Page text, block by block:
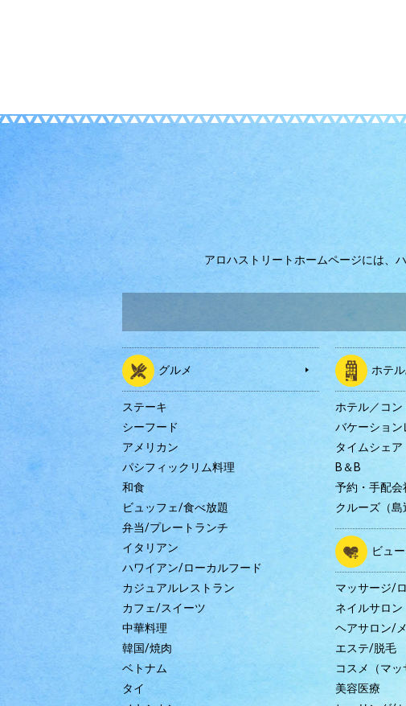
アロハストリートホームページには、
グルメ
ステーキ
シーフード
アメリカン
パシフィックリム料理
和食
ビュッフェ/食べ放題
弁当/プレートランチ
イタリアン
ハワイアン/ローカルフード
カジュアルレストラン
カフェ/スイーツ
中華料理
韓国/焼肉
ベトナム
タイ
ホテ
ホテル／コン
バケーション
タイムシェア
B＆B
予約・手配会
クルーズ（島
ビュ
マッサージ/
ネイルサロン
ヘアサロン/
エステ/脱毛
コスメ（マッ
美容医療